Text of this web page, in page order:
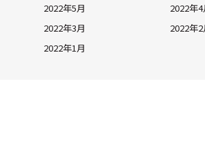
2022年5月
2022年4
2022年3月
2022年2
2022年1月